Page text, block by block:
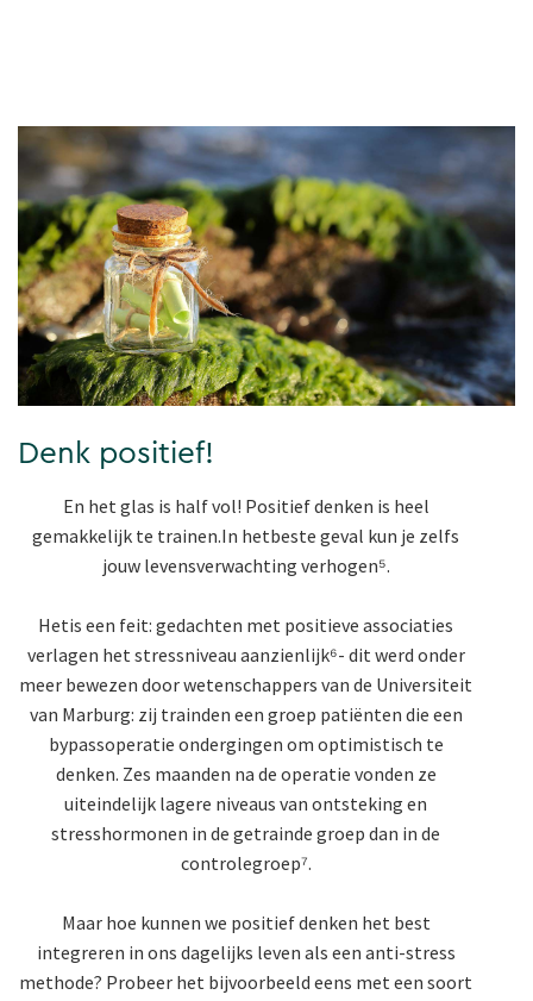
Denk positief!
En het glas is half vol! Positief denken is heel
gemakkelijk te trainen.In hetbeste geval kun je zelfs
jouw levensverwachting verhogen⁵.
Hetis een feit: gedachten met positieve associaties
verlagen het stressniveau aanzienlijk⁶- dit werd onder
meer bewezen door wetenschappers van de Universiteit
van Marburg: zij trainden een groep patiënten die een
bypassoperatie ondergingen om optimistisch te
denken. Zes maanden na de operatie vonden ze
uiteindelijk lagere niveaus van ontsteking en
stresshormonen in de getrainde groep dan in de
controlegroep⁷.
Maar hoe kunnen we positief denken het best
integreren in ons dagelijks leven als een anti-stress
methode? Probeer het bijvoorbeeld eens met een soort